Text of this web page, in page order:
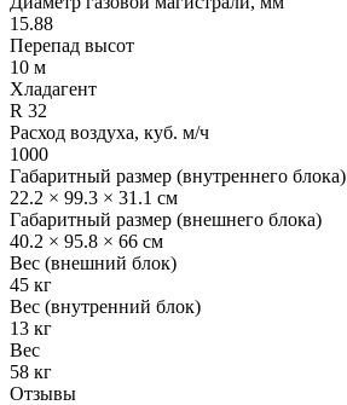
15.88
Перепад высот
10 м
Хладагент
R 32
Расход воздуха, куб. м/ч
1000
Габаритный размер (внутреннего блока)
22.2 × 99.3 × 31.1 см
Габаритный размер (внешнего блока)
40.2 × 95.8 × 66 см
Вес (внешний блок)
45 кг
Вес (внутренний блок)
13 кг
Вес
58 кг
Отзывы